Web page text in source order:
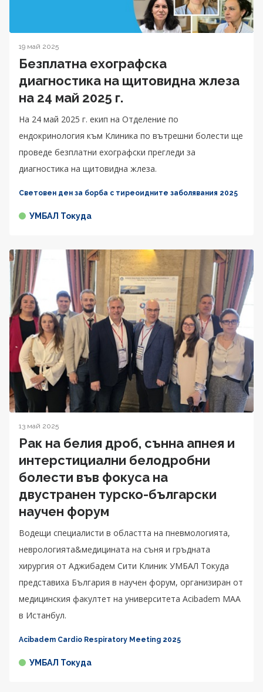
19 май 2025
Безплатна ехографска
диагностика на щитовидна жлеза
на 24 май 2025 г.
На 24 май 2025 г. екип на Отделение по
ендокринология към Клиника по вътрешни болести ще
проведе безплатни ехографски прегледи за
диагностика на щитовидна жлеза.
Световен ден за борба с тиреоидните заболявания 2025
УМБАЛ Токуда
13 май 2025
Рак на белия дроб, сънна апнея и
интерстициални белодробни
болести във фокуса на
двустранен турско-български
научен форум
Водещи специалисти в областта на пневмологията,
неврологията&медицината на съня и гръдната
хирургия от Аджибадем Сити Клиник УМБАЛ Токуда
представиха България в научен форум, организиран от
медицинския факултет на университета Acibadem MAA
в Истанбул.
Acibadem Cardio Respiratory Meeting 2025
УМБАЛ Токуда